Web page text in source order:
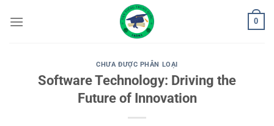
qua
0
CHƯA ĐƯỢC PHÂN LOẠI
Software Technology: Driving the
Future of Innovation